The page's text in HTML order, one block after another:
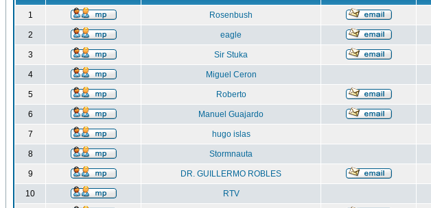
1 Rosenbush
2 eagle
3 Sir Stuka
4 Miguel Ceron
5 Roberto
6 Manuel Guajardo
7 hugo islas
8 Stormnauta
9 DR. GUILLERMO ROBLES
10 RTV